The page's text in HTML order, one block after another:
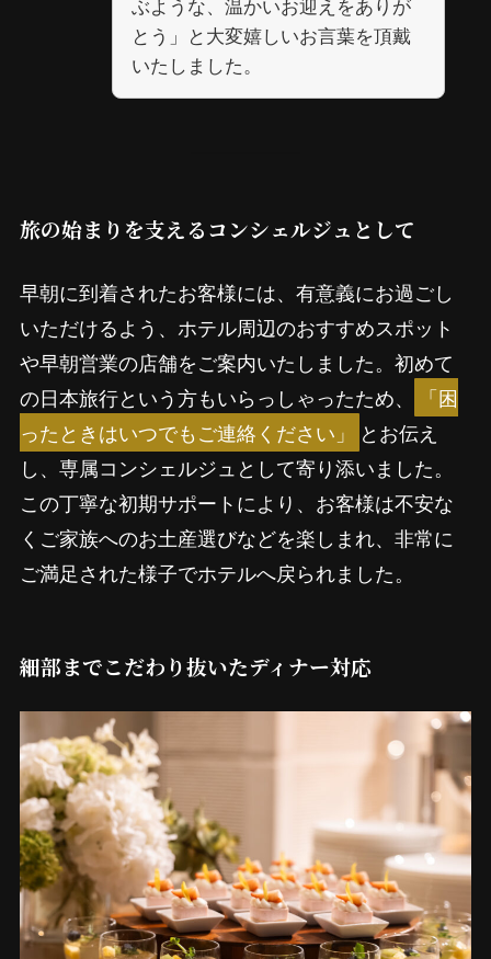
とう」と大変嬉しいお言葉を頂戴
いたしました。
旅の始まりを支えるコンシェルジュとして
早朝に到着されたお客様には、有意義にお過ごし
いただけるよう、ホテル周辺のおすすめスポット
や早朝営業の店舗をご案内いたしました。初めて
の日本旅行という方もいらっしゃったため、
「困
ったときはいつでもご連絡ください」
とお伝え
し、専属コンシェルジュとして寄り添いました。
この丁寧な初期サポートにより、お客様は不安な
くご家族へのお土産選びなどを楽しまれ、非常に
ご満足された様子でホテルへ戻られました。
細部までこだわり抜いたディナー対応